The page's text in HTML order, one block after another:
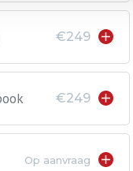
€249
€249
Op aanvraag